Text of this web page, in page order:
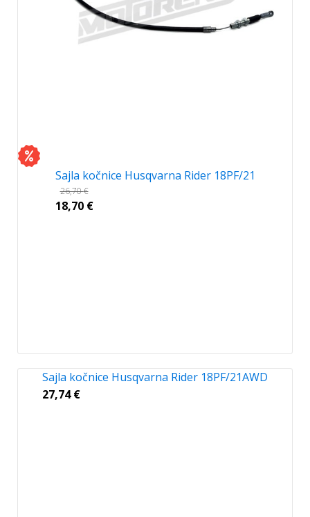
Sajla kočnice Husqvarna Rider 18PF/21
26,70€
18,70 €
Sajla kočnice Husqvarna Rider 18PF/21AWD
27,74€